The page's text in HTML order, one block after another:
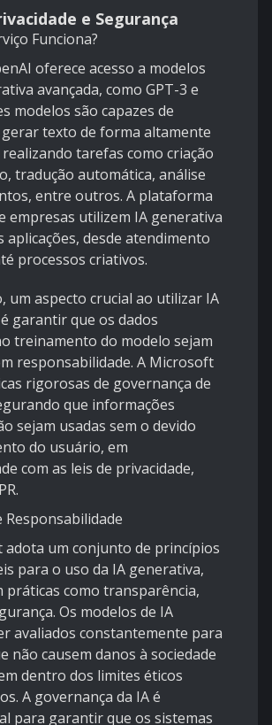
e Segurança
Funciona?
oferece acesso a modelos
avançada, como GPT-3 e
modelos são capazes de
texto de forma altamente
tarefas como criação
tradução automática, análise
entre outros. A plataforma
empresas utilizem IA generativa
aplicações, desde atendimento
processos criativos.
um aspecto crucial ao utilizar IA
garantir que os dados
treinamento do modelo sejam
responsabilidade. A Microsoft
rigorosas de governança de
que informações
sejam usadas sem o devido
do usuário, em
com as leis de privacidade,
Responsabilidade
adota um conjunto de princípios
para o uso da IA generativa,
práticas como transparência,
Os modelos de IA
avaliados constantemente para
não causem danos à sociedade
dentro dos limites éticos
A governança da IA é
para garantir que os sistemas